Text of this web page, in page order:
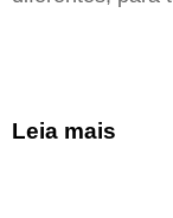
Leia mais